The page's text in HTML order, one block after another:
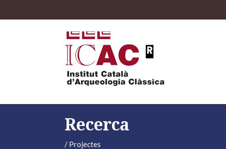
Recerca
/ Projectes